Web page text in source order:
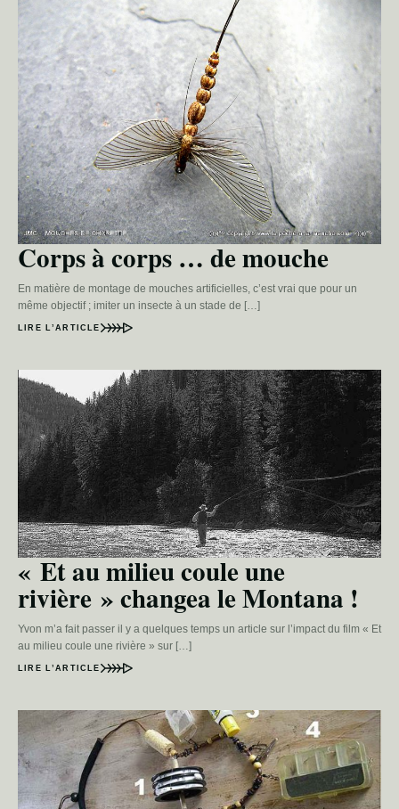
Corps à corps … de mouche
En matière de montage de mouches artificielles, c’est vrai que pour un
même objectif ; imiter un insecte à un stade de […]
LIRE L’ARTICLE
« Et au milieu coule une
rivière » changea le Montana !
Yvon m’a fait passer il y a quelques temps un article sur l’impact du film « Et
au milieu coule une rivière » sur […]
LIRE L’ARTICLE